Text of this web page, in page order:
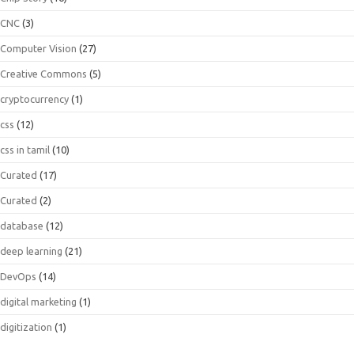
CNC (3)
Computer Vision (27)
Creative Commons (5)
cryptocurrency (1)
css (12)
css in tamil (10)
Curated (17)
Curated (2)
database (12)
deep learning (21)
DevOps (14)
digital marketing (1)
digitization (1)